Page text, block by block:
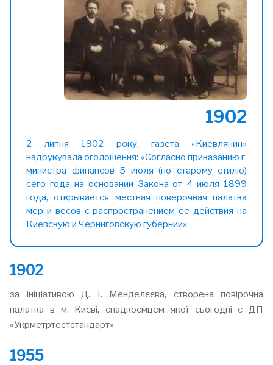
1902
2 липня 1902 року, газета «Киевлянин»
надрукувала оголошення: «Согласно приказанию г.
министра финансов 5 июля (по старому стилю)
сего года на основании Закона от 4 июля 1899
года, открывается местная поверочная палатка
мер и весов с распространением ее действия на
Киевскую и Черниговскую губернии»
1902
за ініціативою Д. І. Менделєєва, створена повірочна
палатка в м. Києві, спадкоємцем якої сьогодні є ДП
«Укрметртестстандарт»
1955